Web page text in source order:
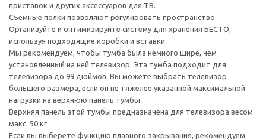
приставок и других аксессуаров для ТВ.
Съемные полки позволяют регулировать пространство.
Организуйте и оптимизируйте систему для хранения БЕСТО,
используя подходящие коробки и вставки.
Мы рекомендуем, чтобы тумба была немного шире, чем
установленный на ней телевизор. Эта тумба подходит для
телевизора до 99 дюймов. Вы можете выбрать телевизор
большего размера, если он не тяжелее указанной максимальной
нагрузки на верхнюю панель тумбы.
Верхняя панель этой тумбы предназначена для телевизора весом
макс. 50 кг.
Если вы выберете функцию плавного закрывания, рекомендуем